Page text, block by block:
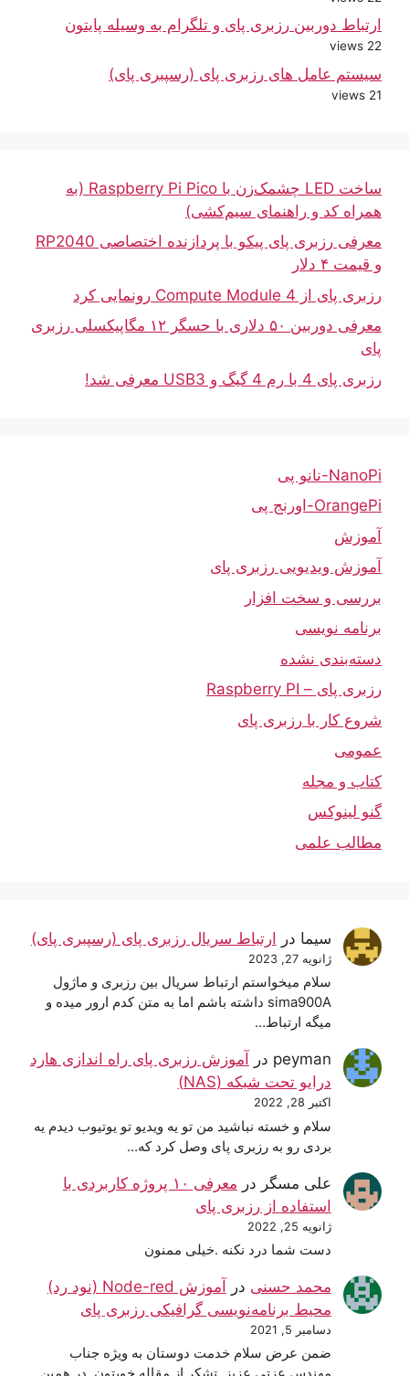
ارتباط دوربین رزبری پای و تلگرام به وسیله پایتون
22 views
سیستم عامل های رزبری پای (رسپبری پای)
21 views
ساخت LED چشمک‌زن با Raspberry Pi Pico (به
همراه کد و راهنمای سیم‌کشی)
معرفی رزبری پای پیکو با پردازنده اختصاصی RP2040
و قیمت ۴ دلار
رزبری پای از Compute Module 4 رونمایی کرد
معرفی دوربین ۵۰ دلاری با حسگر ۱۲ مگاپیکسلی رزبری
پای
رزبری پای 4 با رم 4 گیگ و USB3 معرفی شد!
NanoPi-نانو پی
OrangePi-اورنج پی
آموزش
آموزش ویدیویی رزبری پای
بررسی و سخت افزار
برنامه نویسی
دسته‌بندی نشده
رزبری پای – Raspberry PI
شروع کار با رزبری پای
عمومی
کتاب و مجله
گنو لینوکس
مطالب علمی
سیما در ارتباط سریال رزبری پای (رسپبری پای)
ژانویه 27, 2023
سلام میخواستم ارتباط سریال بین رزبری و ماژول
sima900A داشته باشم اما به متن کدم ارور میده و
میگه ارتباط…
peyman در
آموزش رزبری پای راه اندازی هارد
درایو تحت شبکه (NAS)
اکتبر 28, 2022
سلام و خسته نباشید من تو یه ویدیو تو یوتیوب دیدم یه
بردی رو به رزبری پای وصل کرد که…
علی مسگر در
معرفی ۱۰ پروژه کاربردی با
استفاده از رزبری پای
ژانویه 25, 2022
دست شما درد نکنه .خیلی ممنون
محمد حسنی در
آموزش Node-red (نود رد)
محیط برنامه‌نویسی گرافیکی رزبری پای
دسامبر 5, 2021
ضمن عرض سلام خدمت دوستان به ویژه جناب